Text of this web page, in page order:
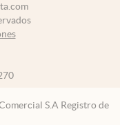
S.A Registro de